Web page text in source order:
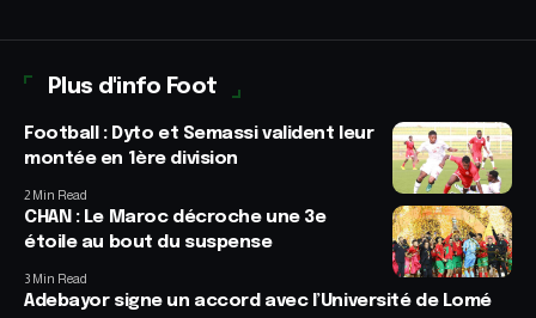
Plus d'info Foot
Football : Dyto et Semassi valident leur
montée en 1ère division
2 Min Read
CHAN : Le Maroc décroche une 3e
étoile au bout du suspense
3 Min Read
Adebayor signe un accord avec l’Université de Lomé